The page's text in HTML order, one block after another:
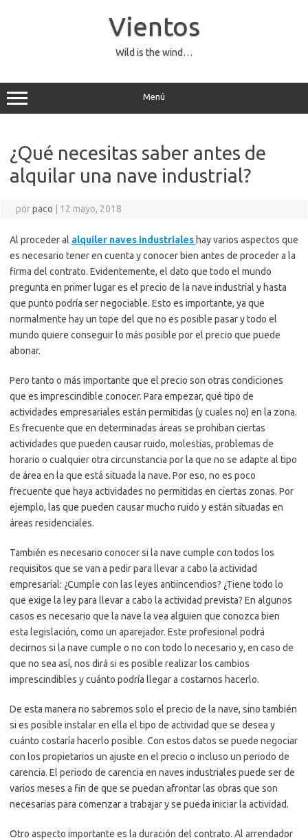
Vientos
Wild is the wind…
Menú
¿Qué necesitas saber antes de
alquilar una nave industrial?
porpaco 12 mayo, 2018
Al proceder al alquiler naves industriales hay varios aspectos que
es necesario tener en cuenta y conocer bien antes de proceder a la
firma del contrato. Evidentemente, el dato que todo el mundo
pregunta en primer lugar es el precio de la nave industrial y hasta
que punto podría ser negociable. Esto es importante, ya que
normalmente hay un tope del que no es posible pasar y todo el
mundo quiere conseguir lo más posible por el precio que puede
abonar.
Pero tanto o más importante que el precio son otras condiciones
que es imprescindible conocer. Para empezar, qué tipo de
actividades empresariales están permitidas (y cuales no) en la zona.
Es frecuente que en determinadas áreas se prohiban ciertas
actividades que pueden causar ruido, molestias, problemas de
horario o cualquier otra circunstancia por la que no se adapte al tipo
de área en la que está situada la nave. Por eso, no es poco
frecuente que haya actividades no permitidas en ciertas zonas. Por
ejemplo, las que pueden causar mucho ruido y están situadas en
áreas residenciales.
También es necesario conocer si la nave cumple con todos los
requisitos que se van a pedir para llevar a cabo la actividad
empresarial: ¿Cumple con las leyes antiincendios? ¿Tiene todo lo
que exige la ley para llevar a cabo la actividad prevista? En algunos
casos es necesario que la nave la vea alguien que conozca bien
esta legislación, como un aparejador. Este profesional podrá
decirnos si la nave cumple o no con todo lo necesario y, en caso de
que no sea así, nos dirá si es posible realizar los cambios
imprescindibles y cuánto podría llegar a costarnos hacerlo.
De esta manera no sabremos solo el precio de la nave, sino también
si es posible instalar en ella el tipo de actividad que se desea y
cuánto costaría hacerlo posible. Con estos datos se puede negociar
con los propietarios un ajuste en el precio o incluso un periodo de
carencia. El periodo de carencia en naves industriales puede ser de
varios meses a fin de que se puedan afrontar las obras que son
necesarias para comenzar a trabajar y se pueda iniciar la actividad.
Otro aspecto importante es la duración del contrato. Al arrendador